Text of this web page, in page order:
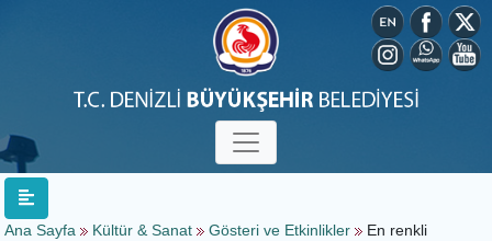
Ana Sayfa Kültür & Sanat Gösteri ve Etkinlikler
En renkli